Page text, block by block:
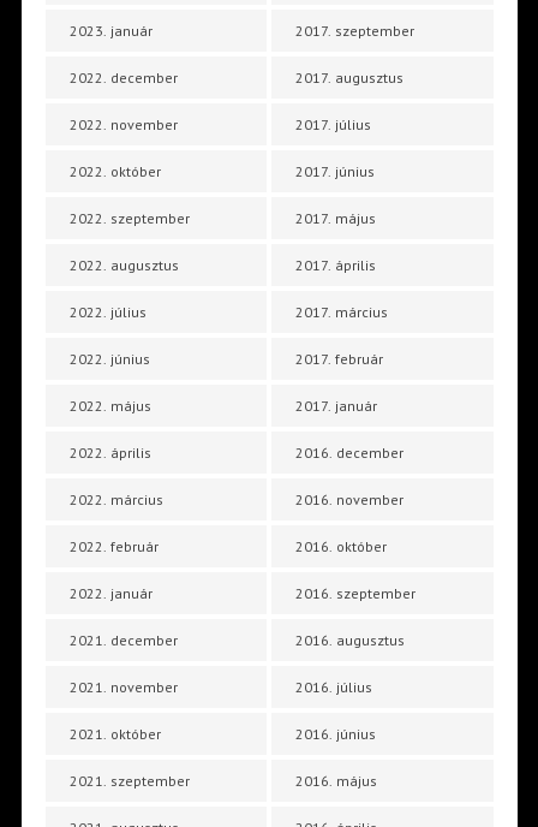
2023. január
2022. december
2022. november
2022. október
2022. szeptember
2022. augusztus
2022. július
2022. június
2022. május
2022. április
2022. március
2022. február
2022. január
2021. december
2021. november
2021. október
2021. szeptember
2017. szeptember
2017. augusztus
2017. július
2017. június
2017. május
2017. április
2017. március
2017. február
2017. január
2016. december
2016. november
2016. október
2016. szeptember
2016. augusztus
2016. július
2016. június
2016. május